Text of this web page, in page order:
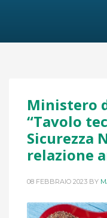
Ministero
“Tavolo
Sicurezza
relazione
08 FEBBRAIO 2023 BY